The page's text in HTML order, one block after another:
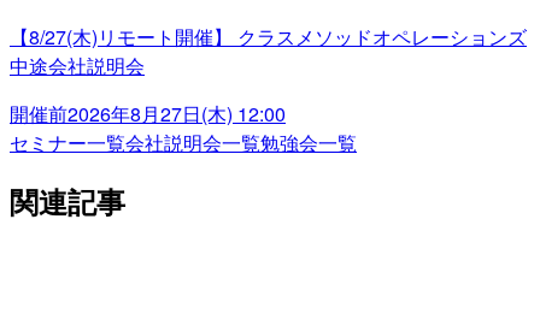
【8/27(木)リモート開催】 クラスメソッドオペレーションズ
中途会社説明会
開催前2026年8月27日(木) 12:00
セミナー一覧会社説明会一覧勉強会一覧
関連記事